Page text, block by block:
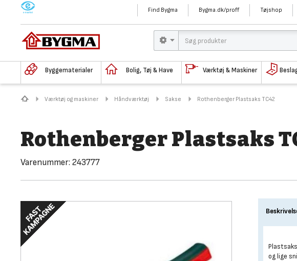
M Find Bygma Bygma.dk/proff Tøjshop
Byggematerialer Bolig, Tøj & Have Værktøj & Maskiner
Værktøj og maskiner Håndværktøj Sakse Rothenberger Plastsaks TC42
Rothenberger Plastsaks
Varenummer: 243777
og lige